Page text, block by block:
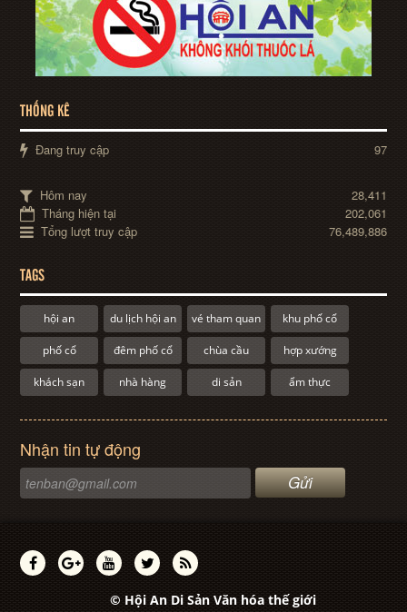
THỐNG KÊ
Đang truy cập 97
Hôm nay
28,411
Tháng hiện tại
202,061
Tổng lượt truy cập
76,489,886
TAGS
hội an du lịch hội an vé tham quan khu phố cổ
phố cổ đêm phố cổ chùa cầu hợp xướng
khách sạn nhà hàng di sản ẩm thực
Nhận tin tự động
© Hội An Di Sản Văn hóa thế giới